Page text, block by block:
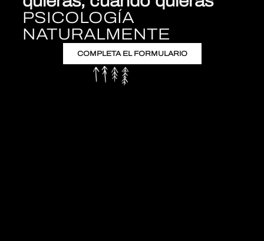
PSICOLOGÍA
NATURALMENTE
COMPLETA EL FORMULARIO